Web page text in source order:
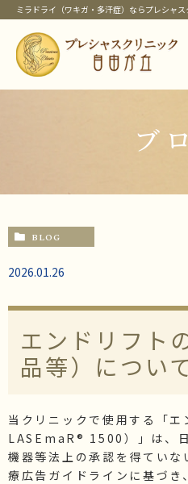
ミラドライ（ワキガ・多汗症）ならプレシャス
ホーム
クリニック紹介
当クリニックの治療
すそわきが
子供のミラドライ
HIFU（ソノクイーン）
スレッドリフト
価格
ブログ・院長セレク
院長ブログ
コラム
ブ
BLOG
2026.01.26
エンドリフト
品等）につい
当クリニックで使用する「
LASEmaR® 1500）」は、
機器等法上の承認を得てい
療広告ガイドラインに基づき